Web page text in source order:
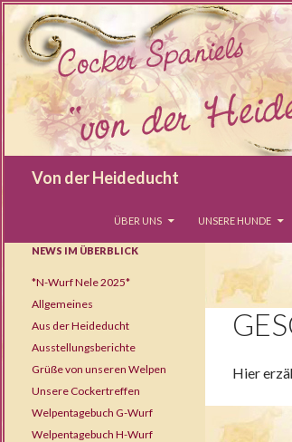
Von der Heideducht
ÜBER UNS
UNSERE HUNDE
Hier
NEWS IM ÜBERBLICK
*N-Wurf Nele 2025*
Allgemeines
Aus der Heideducht
Ausstellungsberichte
Grüße von unseren Welpen
Unsere Cockertreffen
Welpentagebuch G-Wurf
Welpentagebuch H-Wurf